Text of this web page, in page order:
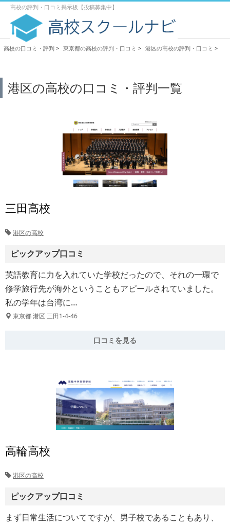
高校の評判・口コミ掲示板【投稿募集中】
高校の口コミ・評判 > 東京都の高校の評判・口コミ > 港区の高校の評判・口コミ >
港区の高校の口コミ・評判一覧
三田高校
港区の高校
ピックアップ口コミ
英語教育に力を入れていた学校だったので、それの一環で
修学旅行先が海外ということもアピールされていました。
私の学年は台湾に…
東京都 港区 三田1-4-46
口コミを見る
高輪高校
港区の高校
ピックアップ口コミ
まず日常生活についてですが、男子校であることもあり、